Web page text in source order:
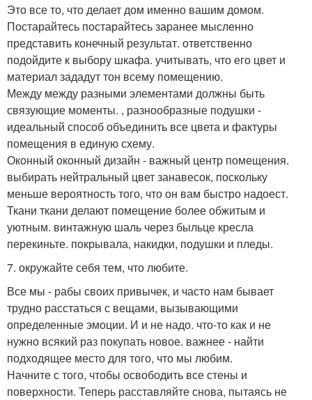
Это все то, что делает дом именно вашим домом.
Постарайтесь постарайтесь заранее мысленно
представить конечный результат. ответственно
подойдите к выбору шкафа. учитывать, что его цвет и
материал зададут тон всему помещению.
Между между разными элементами должны быть
связующие моменты. , разнообразные подушки -
идеальный способ объединить все цвета и фактуры
помещения в единую схему.
Оконный оконный дизайн - важный центр помещения.
выбирать нейтральный цвет занавесок, поскольку
меньше вероятность того, что он вам быстро надоест.
Ткани ткани делают помещение более обжитым и
уютным. винтажную шаль через быльце кресла
перекиньте. покрывала, накидки, подушки и пледы.
7. окружайте себя тем, что любите.
Все мы - рабы своих привычек, и часто нам бывает
трудно расстаться с вещами, вызывающими
определенные эмоции. И и не надо. что-то как и не
нужно всякий раз покупать новое. важнее - найти
подходящее место для того, что мы любим.
Начните с того, чтобы освободить все стены и
поверхности. Теперь расставляйте снова, пытаясь не